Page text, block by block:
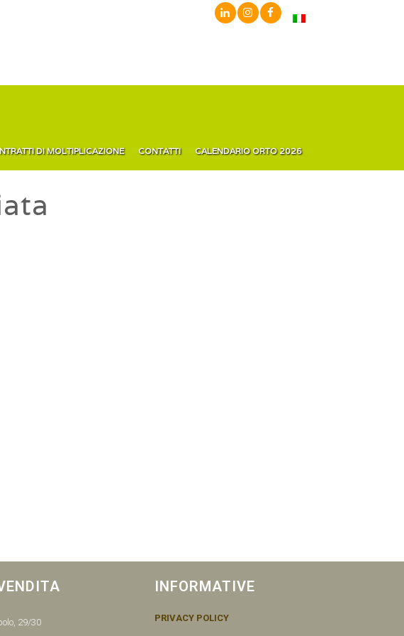
DI MOLTIPLICAZIONE CONTATTI CALENDARIO ORTO 2026
29/30
INFORMATIVE
PRIVACY POLICY